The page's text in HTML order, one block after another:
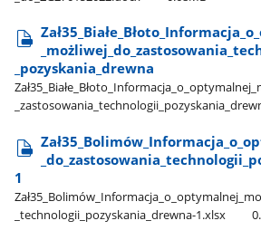
_pozyskania​_drewna
1
_technologii​_pozyskania​_drewna-1.xlsx